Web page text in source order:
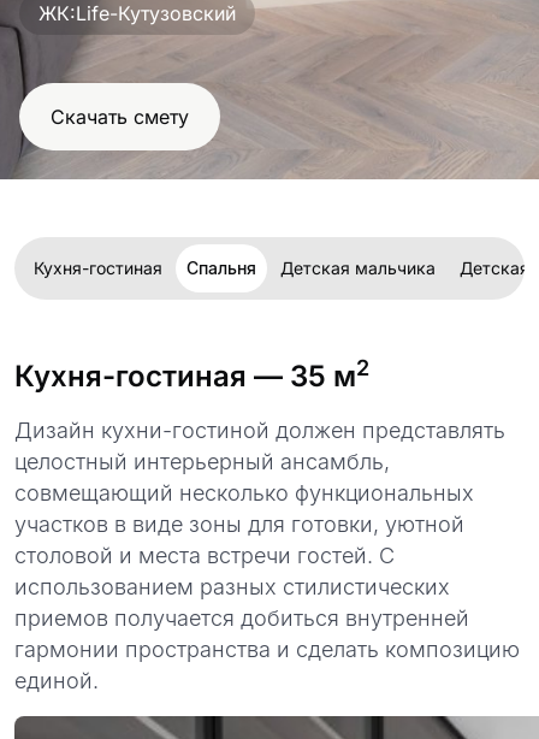
ЖК:Life-Кутузовский
Скачать смету
Кухня-гостиная Спальня Детская мальчика Детская
Кухня-гостиная — 35 м2
Дизайн кухни-гостиной должен представлять
целостный интерьерный ансамбль,
совмещающий несколько функциональных
участков в виде зоны для готовки, уютной
столовой и места встречи гостей. С
использованием разных стилистических
приемов получается добиться внутренней
гармонии пространства и сделать композицию
единой.